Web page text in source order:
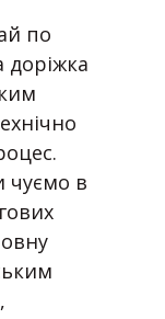
по
доріжка
чуємо в